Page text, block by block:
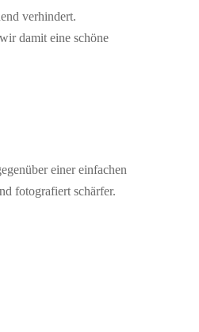
verhindert.
damit eine schöne
einer einfachen
fotografiert schärfer.